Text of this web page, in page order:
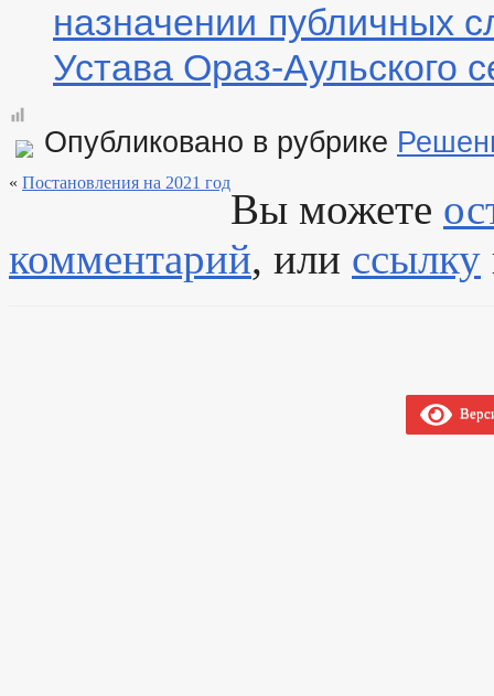
назначении публичных
Устава Ораз-Аульского
Опубликовано в рубрике
« Постановления на 2021 год
Вы можете
комментарий, или ссылку